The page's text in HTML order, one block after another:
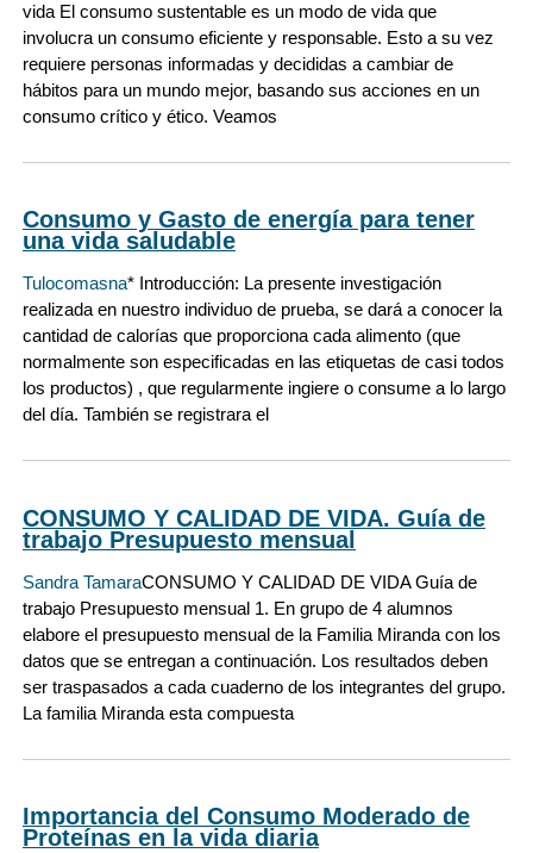
vida El consumo sustentable es un modo de vida que
involucra un consumo eficiente y responsable. Esto a su vez
requiere personas informadas y decididas a cambiar de
hábitos para un mundo mejor, basando sus acciones en un
consumo crítico y ético. Veamos
Consumo y Gasto de energía para tener
una vida saludable
Tulocomasna* Introducción: La presente investigación
realizada en nuestro individuo de prueba, se dará a conocer la
cantidad de calorías que proporciona cada alimento (que
normalmente son especificadas en las etiquetas de casi todos
los productos) , que regularmente ingiere o consume a lo largo
del día. También se registrara el
CONSUMO Y CALIDAD DE VIDA. Guía de
trabajo Presupuesto mensual
Sandra TamaraCONSUMO Y CALIDAD DE VIDA Guía de
trabajo Presupuesto mensual 1. En grupo de 4 alumnos
elabore el presupuesto mensual de la Familia Miranda con los
datos que se entregan a continuación. Los resultados deben
ser traspasados a cada cuaderno de los integrantes del grupo.
La familia Miranda esta compuesta
Importancia del Consumo Moderado de
Proteínas en la vida diaria